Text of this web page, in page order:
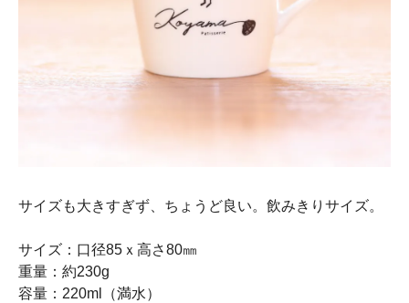
サイズも大きすぎず、ちょうど良い。飲みきりサイズ。
サイズ：口径85ｘ高さ80㎜
重量：約230g
容量：220ml（満水）